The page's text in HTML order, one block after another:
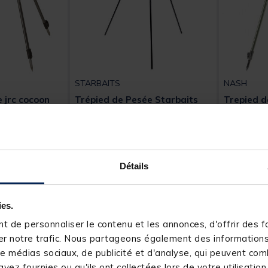
Détails
de personnaliser le contenu et les annonces, d'offrir des
notre trafic. Nous partageons également des
médias sociaux, de publicité et d'analyse, qui peuvent
jrc cocoon
STARBAITS
Trépied de Pesée Starbaits
NASH
Trepied
[object